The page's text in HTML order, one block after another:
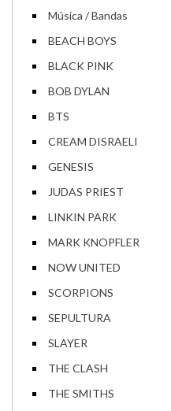
Música / Bandas
BEACH BOYS
BLACK PINK
BOB DYLAN
BTS
CREAM DISRAELI
GENESIS
JUDAS PRIEST
LINKIN PARK
MARK KNOPFLER
NOW UNITED
SCORPIONS
SEPULTURA
SLAYER
THE CLASH
THE SMITHS